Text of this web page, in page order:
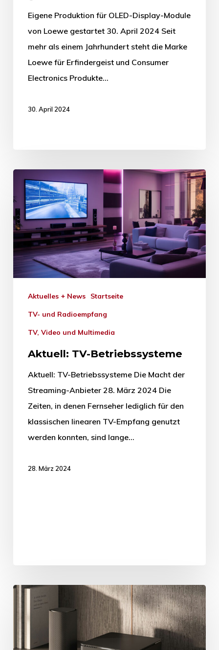
Eigene Produktion für OLED-Display-Module
von Loewe gestartet 30. April 2024 Seit
mehr als einem Jahrhundert steht die Marke
Loewe für Erfindergeist und Consumer
Electronics Produkte…
30. April 2024
Aktuelles + News Startseite
TV- und Radioempfang
TV, Video und Multimedia
Aktuell: TV-Betriebssysteme
Aktuell: TV-Betriebssysteme Die Macht der
Streaming-Anbieter 28. März 2024 Die
Zeiten, in denen Fernseher lediglich für den
klassischen linearen TV-Empfang genutzt
werden konnten, sind lange…
28. März 2024